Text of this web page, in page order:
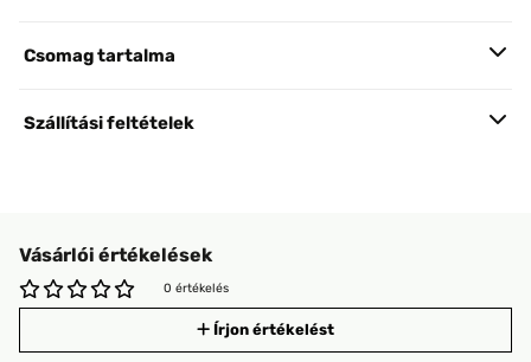
Csomag tartalma
Szállítási feltételek
Vásárlói értékelések
0 értékelés
Írjon értékelést